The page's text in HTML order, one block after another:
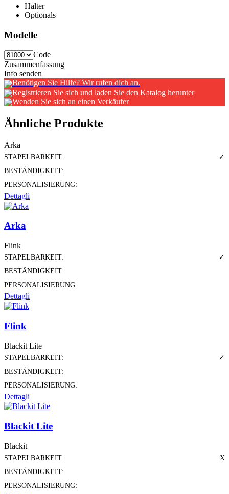
Halter
Optionals
Modelle
Code
Zusammenfassung
Info senden
Benötigen Sie Hilfe? Wir rufen dich an.
Registrieren Sie sich und laden Sie den Katalog herunter
Wenden Sie sich an einen Verkäufer
Ähnliche Produkte
Arka
STAPELBARKEIT:
✓
BESTÄNDIGKEIT:
PERSONALISIERUNG:
Dettagli
Arka
Flink
STAPELBARKEIT:
✓
BESTÄNDIGKEIT:
PERSONALISIERUNG:
Dettagli
Flink
Blackit Lite
STAPELBARKEIT:
✓
BESTÄNDIGKEIT:
PERSONALISIERUNG:
Dettagli
Blackit Lite
Blackit
STAPELBARKEIT:
X
BESTÄNDIGKEIT:
PERSONALISIERUNG: